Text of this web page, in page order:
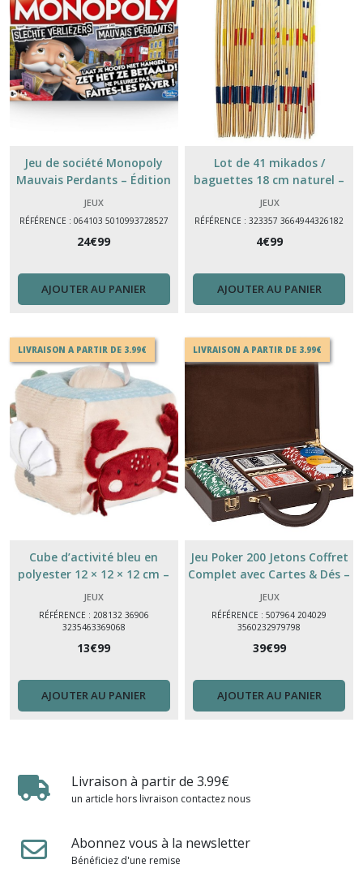
Jeu de société Monopoly
Mauvais Perdants – Édition
Belge – Fun & Stratégie
JEUX
RÉFÉRENCE : 064103 5010993728527
24€99
AJOUTER AU PANIER
Lot de 41 mikados /
baguettes 18 cm naturel –
jeu traditionnel d’adresse en
bois
JEUX
RÉFÉRENCE : 323357 3664944326182
4€99
AJOUTER AU PANIER
LIVRAISON A PARTIR DE 3.99€
Cube d’activité bleu en
polyester 12 × 12 × 12 cm –
jouet ludique et léger
JEUX
RÉFÉRENCE : 208132 36906
3235463369068
13€99
AJOUTER AU PANIER
LIVRAISON A PARTIR DE 3.99€
Jeu Poker 200 Jetons Coffret
Complet avec Cartes & Dés –
Jeu de Société
JEUX
RÉFÉRENCE : 507964 204029
3560232979798
39€99
AJOUTER AU PANIER
Livraison à partir de 3.99€
un article hors livraison contactez nous
Abonnez vous à la newsletter
Bénéficiez d'une remise